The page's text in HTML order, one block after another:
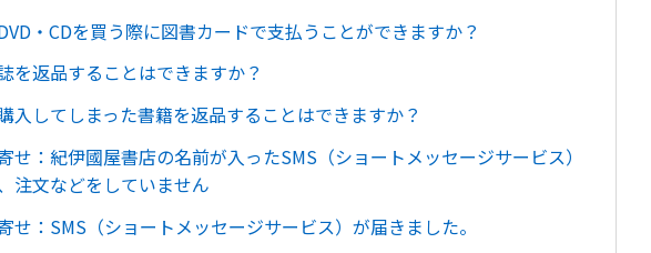
・CDを買う際に図書カードで支払うことができますか？
を返品することはできますか？
入してしまった書籍を返品することはできますか？
せ：紀伊國屋書店の名前が入ったSMS（ショートメッセージサービス）
注文などをしていません
せ：SMS（ショートメッセージサービス）が届きました。